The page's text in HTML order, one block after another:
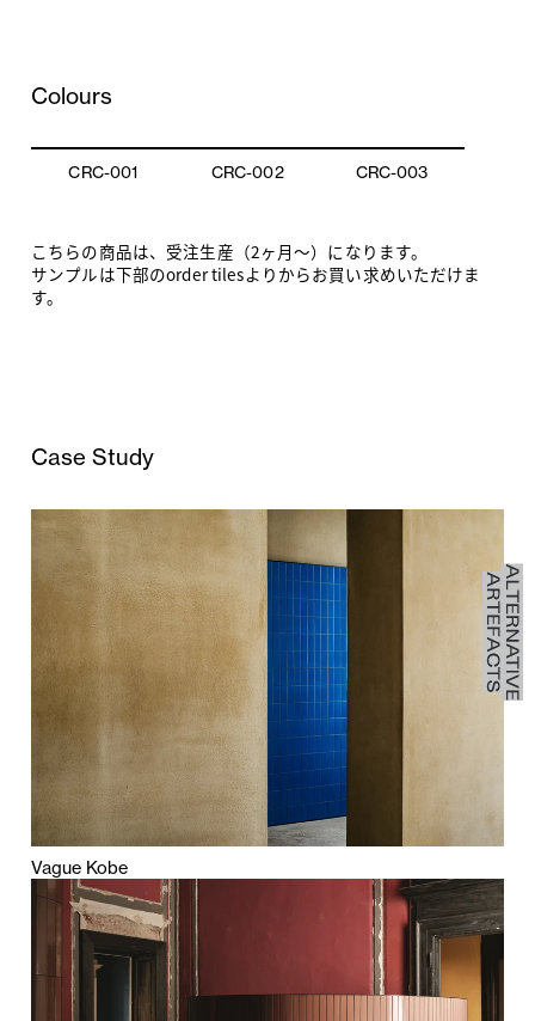
Colours
CRC-001 CRC-002 CRC-003
こちらの商品は、受注生産（2ヶ月〜）になります。
サンプルは下部のorder tilesよりからお買い求めいただけま
す。
Case Study
Vague Kobe